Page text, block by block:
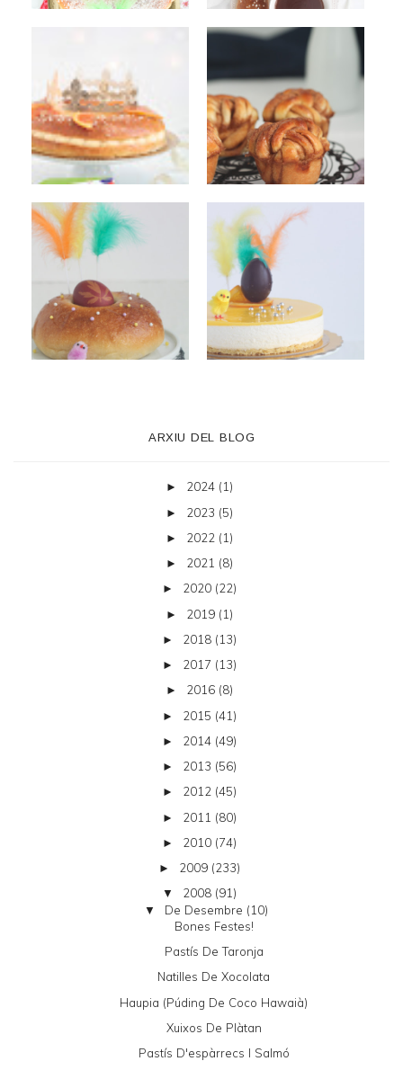
ARXIU DEL BLOG
► 2024 (1)
► 2023 (5)
► 2022 (1)
► 2021 (8)
► 2020 (22)
► 2019 (1)
► 2018 (13)
► 2017 (13)
► 2016 (8)
► 2015 (41)
► 2014 (49)
► 2013 (56)
► 2012 (45)
► 2011 (80)
► 2010 (74)
► 2009 (233)
▼ 2008 (91)
▼ De Desembre (10)
Bones Festes!
Pastís De Taronja
Natilles De Xocolata
Haupia (púding De Coco Hawaià)
Xuixos De Plàtan
Pastís D'espàrrecs I Salmó